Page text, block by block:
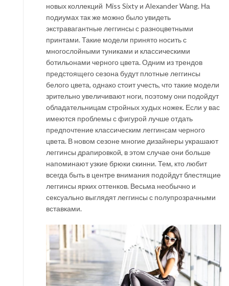
новых коллекций Miss Sixty и Alexander Wang. На
подиумах так же можно было увидеть
экстравагантные леггинсы с разноцветными
принтами. Такие модели принято носить с
многослойными туниками и классическими
ботильонами черного цвета. Одним из трендов
предстоящего сезона будут плотные леггинсы
белого цвета, однако стоит учесть, что такие модели
зрительно увеличивают ноги, поэтому они подойдут
обладательницам стройных худых ножек. Если у вас
имеются проблемы с фигурой лучше отдать
предпочтение классическим леггинсам черного
цвета. В новом сезоне многие дизайнеры украшают
леггинсы драпировкой, в этом случае они больше
напоминают узкие брюки скинни. Тем, кто любит
всегда быть в центре внимания подойдут блестящие
леггинсы ярких оттенков. Весьма необычно и
сексуально выглядят леггинсы с полупрозрачными
вставками.